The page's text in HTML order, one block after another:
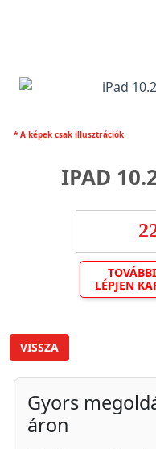
* A képek csak illusztrációk
IPAD
LÉPJEN
VISSZA
Gyors
áron